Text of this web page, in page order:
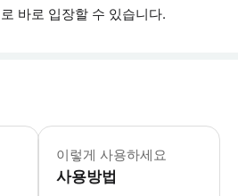
바로 입장할 수 있습니다.
▶ 꼭 알아두세요 점심에는 레스토랑
이렇게 사용하세요
사용방법